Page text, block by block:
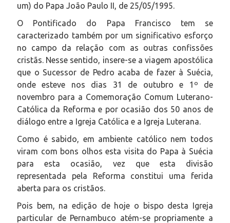
um) do Papa João Paulo II, de 25/05/1995.
O Pontificado do Papa Francisco tem se
caracterizado também por um significativo esforço
no campo da relação com as outras confissões
cristãs. Nesse sentido, insere-se a viagem apostólica
que o Sucessor de Pedro acaba de fazer à Suécia,
onde esteve nos dias 31 de outubro e 1º de
novembro para a Comemoração Comum Luterano-
Católica da Reforma e por ocasião dos 50 anos de
diálogo entre a Igreja Católica e a Igreja Luterana.
Como é sabido, em ambiente católico nem todos
viram com bons olhos esta visita do Papa à Suécia
para esta ocasião, vez que esta divisão
representada pela Reforma constitui uma ferida
aberta para os cristãos.
Pois bem, na edição de hoje o bispo desta Igreja
particular de Pernambuco atém-se propriamente a